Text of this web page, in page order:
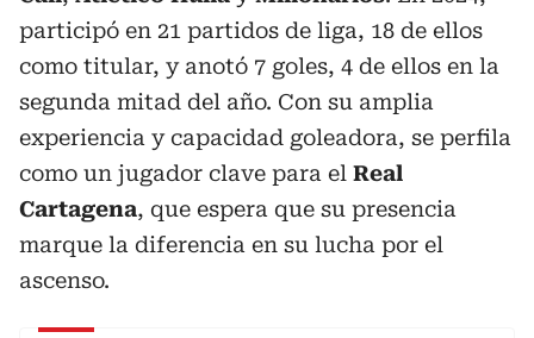
participó en 21 partidos de liga, 18 de ellos
como titular, y anotó 7 goles, 4 de ellos en la
segunda mitad del año. Con su amplia
experiencia y capacidad goleadora, se perfila
como un jugador clave para el Real
Cartagena, que espera que su presencia
marque la diferencia en su lucha por el
ascenso.